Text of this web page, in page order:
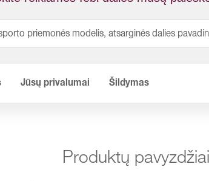
Jūsų privalumai Šildymas
Produktų pavyzdžiai